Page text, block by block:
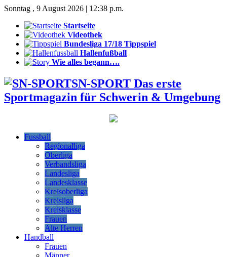
Sonntag , 9 August 2026 | 12:38 p.m.
Startseite
Videothek
Bundesliga 17/18 Tippspiel
Hallenfußball
Wie alles begann….
SN-SPORT Das erste
Sportmagazin für Schwerin & Umgebung
Fussball
Regionalliga
Oberliga
Verbandsliga
Landesliga
Landesklasse
Kreisoberliga
Kreisliga
Kreisklasse
Frauen
Alte Herren
Handball
Frauen
Männer